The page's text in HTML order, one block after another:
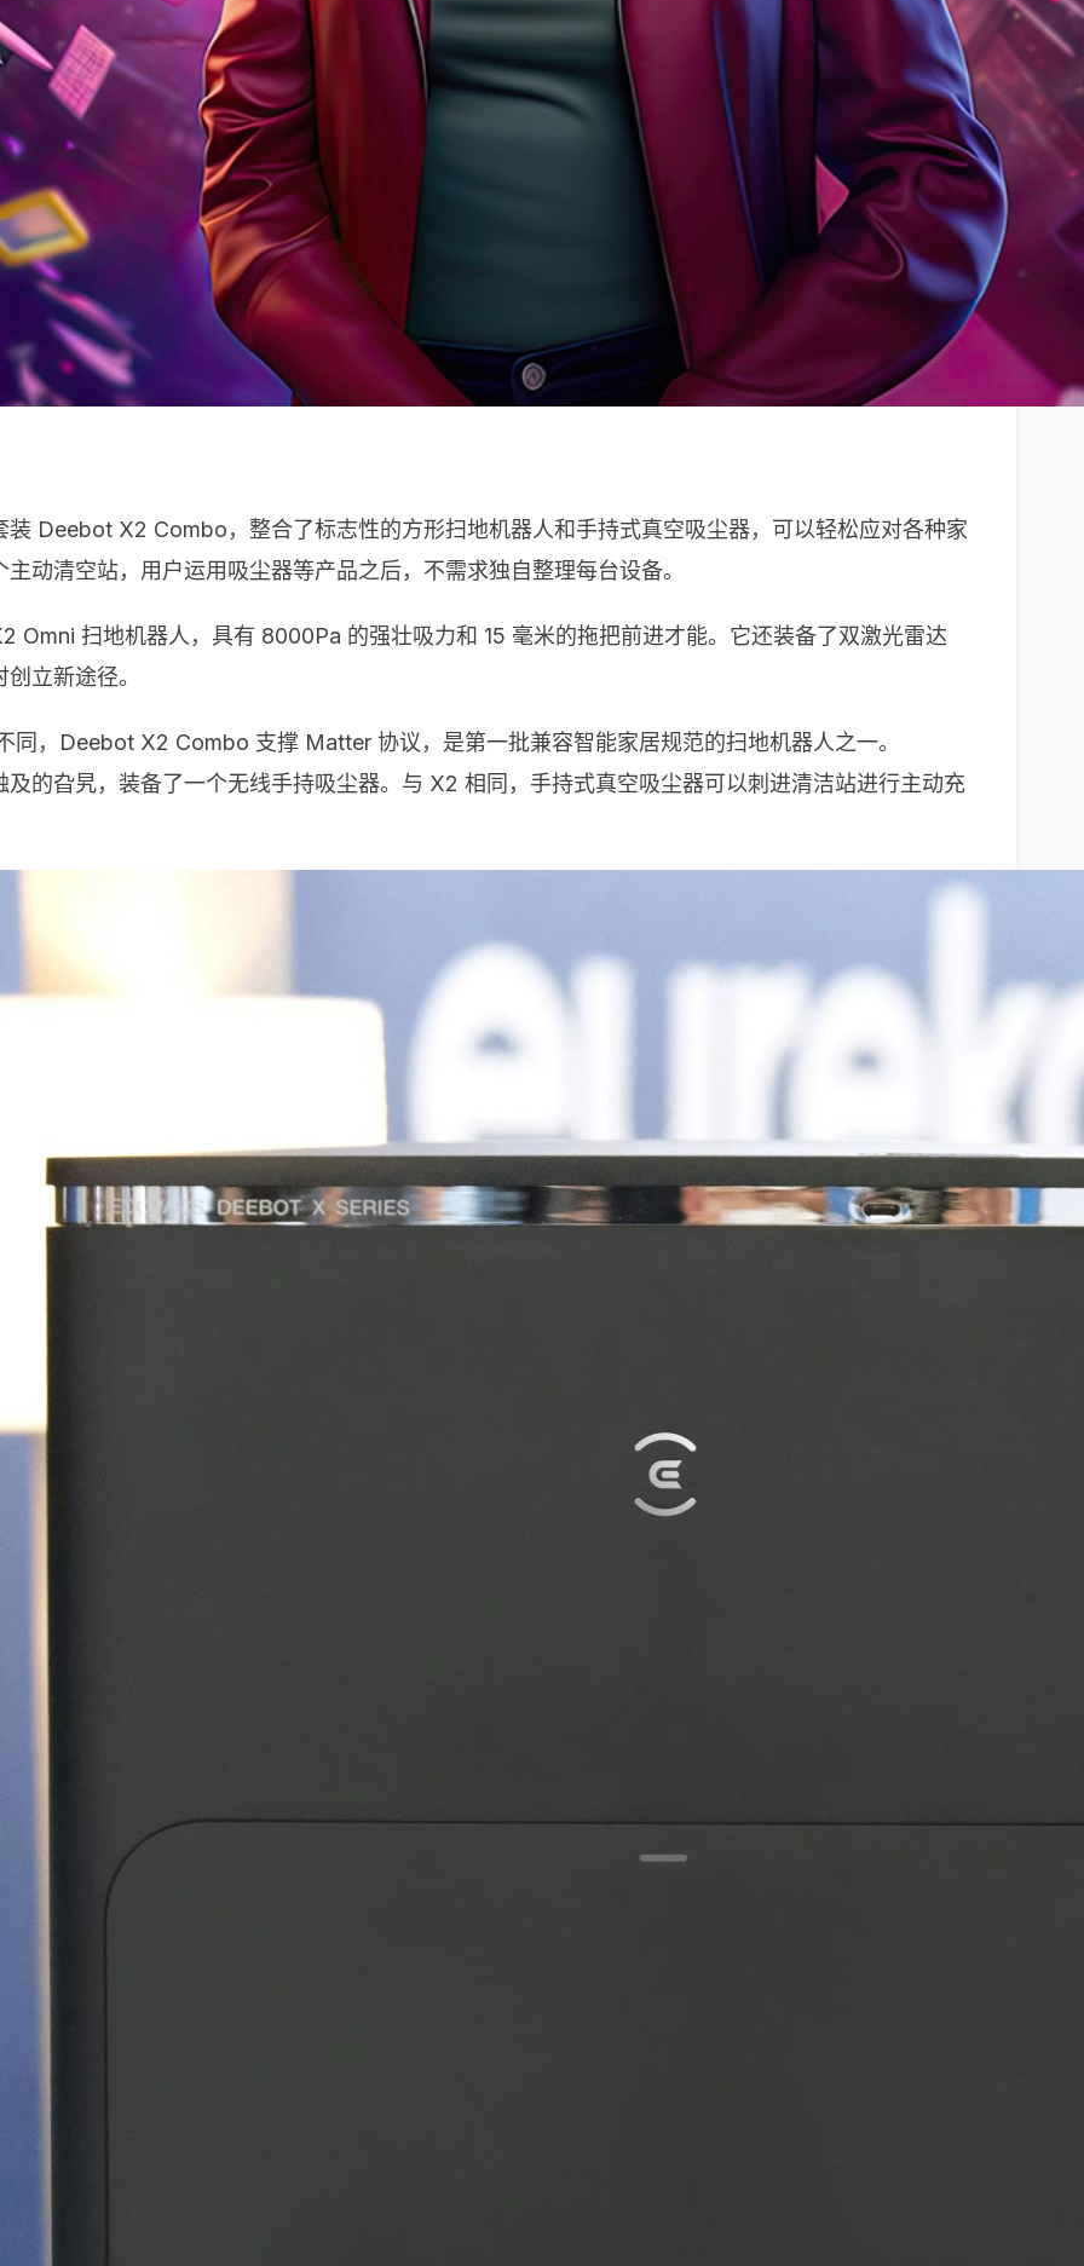
Deebot X2 Combo，整合了标志性的方形扫地机器人和手持式真空吸尘器，可以轻松应对各种家
动清空站，用户运用吸尘器等产品之后，不需求独自整理每台设备。
Omni 扫地机器人，具有 8000Pa 的强壮吸力和 15 毫米的拖把前进才能。它还装备了双激光雷达
立新途径。
，Deebot X2 Combo 支撑 Matter 协议，是第一批兼容智能家居规范的扫地机器人之一。
的旮旯，装备了一个无线手持吸尘器。与 X2 相同，手持式真空吸尘器可以刺进清洁站进行主动充